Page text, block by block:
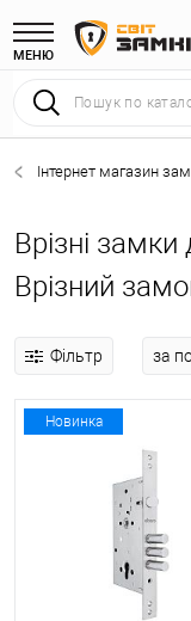
МЕНЮ
Інтернет магазин
Врізні
Врізний
Фільтр
Новинка